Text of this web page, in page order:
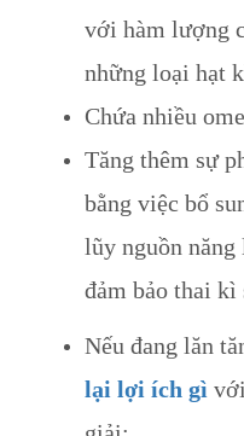
với hàm lượng
những loại hạt
Chứa nhiều
Tăng thêm sự
bằng việc bổ
lũy nguồn
đảm bảo thai kì
Nếu đang lăn
lại lợi ích gì